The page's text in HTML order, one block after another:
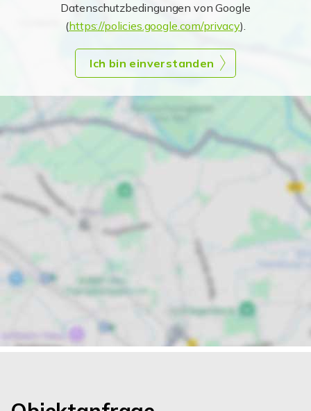
Datenschutzbedingungen von Google
(https://policies.google.com/privacy).
Ich bin einverstanden